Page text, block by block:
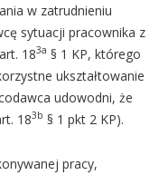
w zatrudnieniu
sytuacji pracownika z
183a § 1 KP, którego
ukształtowanie
udowodni, że
183b § 1 pkt 2 KP).
pracy,